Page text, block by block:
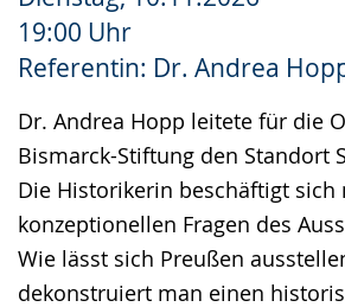
19:00 Uhr
Referentin: Dr. Andrea
Dr. Andrea Hopp leitete für die
Bismarck-Stiftung den Standort
Die Historikerin beschäftigt sich
konzeptionellen Fragen des
Wie lässt sich Preußen
dekonstruiert man einen
angezeigt.